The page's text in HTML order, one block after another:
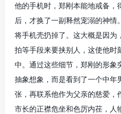
他的手机时，郑刚本能地戒备，
后，才换了一副释然宠溺的神情
将手机壳扔掉了。这大概是因为
拍等手段来要挟别人，这使他时
中。通过这些细节，郑刚的形象
抽象想象，而是看到了一个中年
张，再联系他作为父亲的慈爱，
市长的正襟危坐和色厉内荏，人